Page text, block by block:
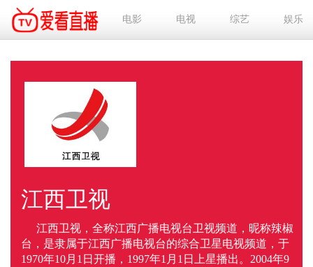
电影 电视 综艺 娱乐
江西卫视
江西卫视，全称江西广播电视台卫视频道，昵称辣椒
台，是隶属于江西广播电视台的综合卫星电视频道，于
1970年10月1日开播，1997年1月1日上星播出。2004年9